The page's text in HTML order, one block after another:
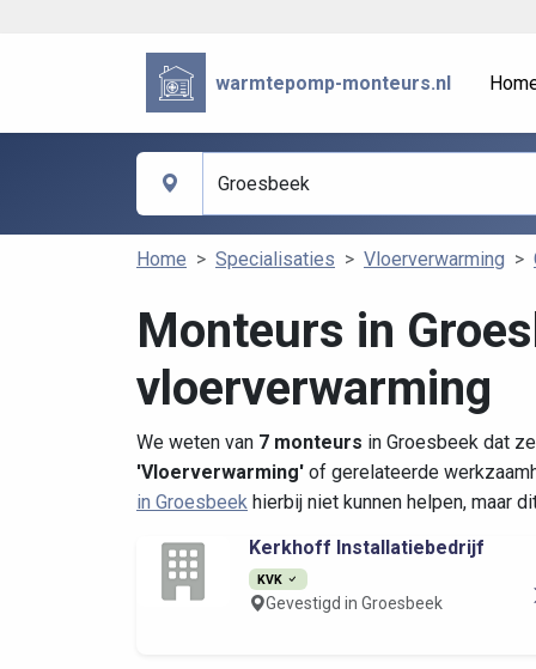
warmtepomp-monteurs.nl
Home Specialisaties Vloerverwarming
Monteurs in
vloerverwarming
We weten van 7 monteurs in Groesbeek dat
'Vloerverwarming' of gerelateerde
in Groesbeek hierbij niet kunnen helpen, maar
Kerkhoff Installatiebedrijf
KVK
Gevestigd in Groesbeek